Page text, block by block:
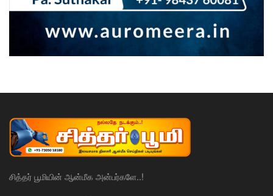
சித்தர் பூமியின் ஆன்மீக அன்பர்களே..!